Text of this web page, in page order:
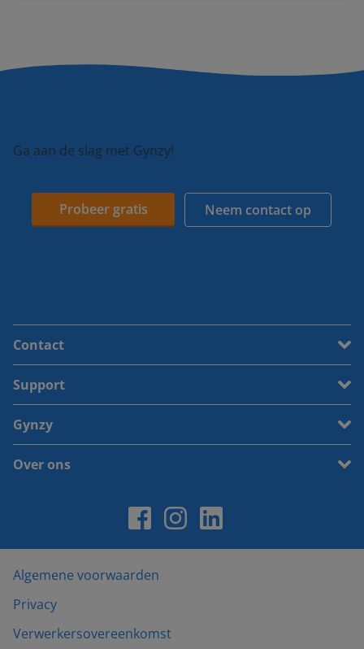
Ga aan de slag met Gynzy!
Probeer gratis Neem contact op
Contact
Support
Gynzy
Over ons
Algemene voorwaarden
Privacy
Verwerkersovereenkomst